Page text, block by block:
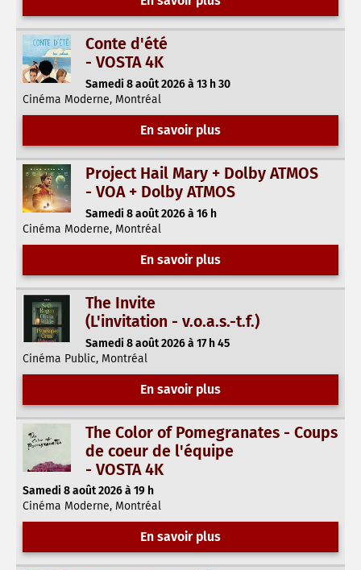
Conte d'été
- VOSTA 4K
Samedi 8 août 2026 à 13 h 30
Cinéma Moderne, Montréal
En savoir plus
Project Hail Mary + Dolby ATMOS
- VOA + Dolby ATMOS
Samedi 8 août 2026 à 16 h
Cinéma Moderne, Montréal
En savoir plus
The Invite
(L'invitation - v.o.a.s.-t.f.)
Samedi 8 août 2026 à 17 h 45
Cinéma Public, Montréal
En savoir plus
The Color of Pomegranates - Coups
de coeur de l'équipe
- VOSTA 4K
Samedi 8 août 2026 à 19 h
Cinéma Moderne, Montréal
En savoir plus